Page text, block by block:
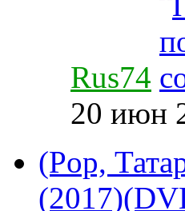
Rus74
20 июн
(Pop,